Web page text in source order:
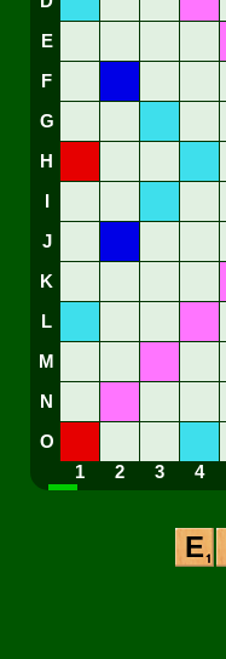
E
F
G
H
J
K
L
M
N
O
1
2 3 4
E